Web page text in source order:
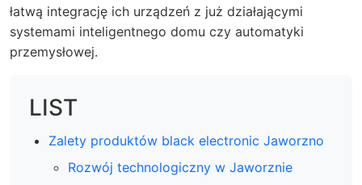
łatwą integrację ich urządzeń z już działającymi
systemami inteligentnego domu czy automatyki
przemysłowej.
LIST
Zalety produktów black electronic Jaworzno
Rozwój technologiczny w Jaworznie